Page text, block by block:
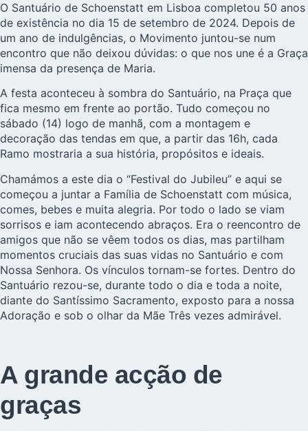
O Santuário de Schoenstatt em Lisboa completou 50 anos
de existência no dia 15 de setembro de 2024. Depois de
um ano de indulgências, o Movimento juntou-se num
encontro que não deixou dúvidas: o que nos une é a Graça
imensa da presença de Maria.
A festa aconteceu à sombra do Santuário, na Praça que
fica mesmo em frente ao portão. Tudo começou no
sábado (14) logo de manhã, com a montagem e
decoração das tendas em que, a partir das 16h, cada
Ramo mostraria a sua história, propósitos e ideais.
Chamámos a este dia o “Festival do Jubileu” e aqui se
começou a juntar a Família de Schoenstatt com música,
comes, bebes e muita alegria. Por todo o lado se viam
sorrisos e iam acontecendo abraços. Era o reencontro de
amigos que não se vêem todos os dias, mas partilham
momentos cruciais das suas vidas no Santuário e com
Nossa Senhora. Os vínculos tornam-se fortes. Dentro do
Santuário rezou-se, durante todo o dia e toda a noite,
diante do Santíssimo Sacramento, exposto para a nossa
Adoração e sob o olhar da Mãe Três vezes admirável.
A grande acção de
graças